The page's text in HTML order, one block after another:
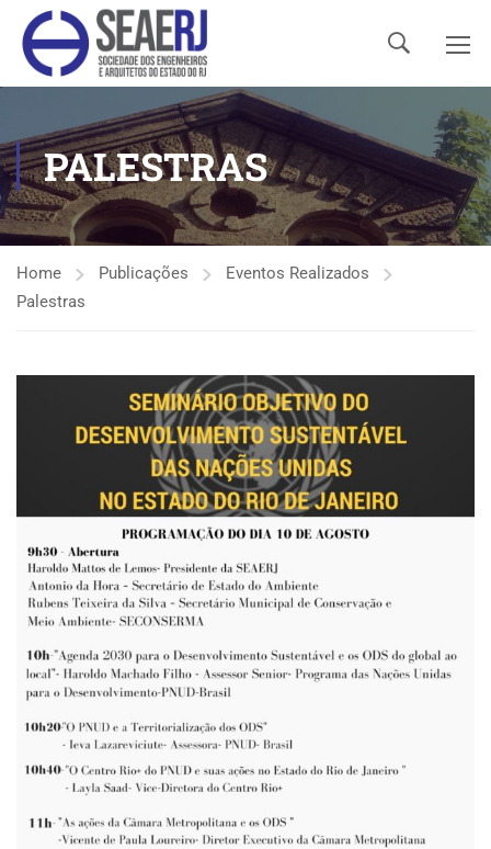
PALESTRAS
Home Publicações
Eventos Realizados
Palestras